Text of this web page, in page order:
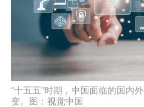
“十五五”时期，中国面临的国内
变。图：视觉中国